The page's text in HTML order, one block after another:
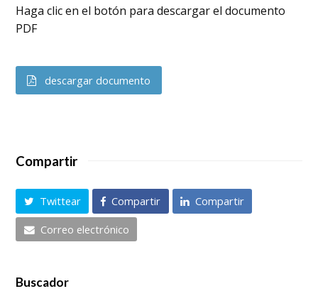
Haga clic en el botón para descargar el documento
PDF
descargar documento
Compartir
Twittear Compartir
Compartir
Correo electrónico
Buscador